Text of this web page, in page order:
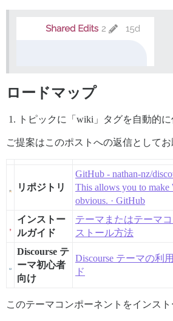
ロードマップ
トピックに「wiki」タグを自動的に
ご提案はこのポストへの返信としてお
リポジトリ
GitHub - nathan-nz/
This allows you to make
obvious. · GitHub
インストー
ルガイド
テーマまたはテーマ
ストール方法
Discourse テ
ーマ初心者
向け
Discourse テーマの利
ド
このテーマコンポーネントをインス